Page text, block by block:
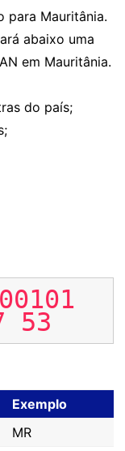
para Mauritânia.
abaixo uma
em Mauritânia.
do país;
00101
53
Exemplo
MR